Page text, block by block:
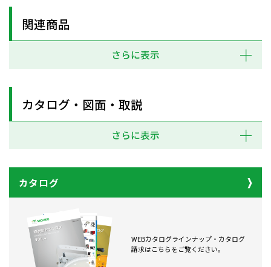
関連商品
さらに表示
カタログ・図面・取説
さらに表示
カタログ
WEBカタログラインナップ・カタログ
請求はこちらをご覧ください。